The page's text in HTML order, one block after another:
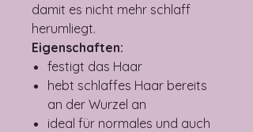
damit es nicht mehr schlaff
herumliegt.
Eigenschaften:
festigt das Haar
hebt schlaffes Haar bereits
an der Wurzel an
ideal für normales und auch